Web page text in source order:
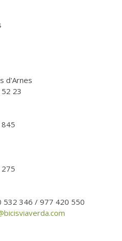
d'Arnes
23
532 346 / 977 420 550